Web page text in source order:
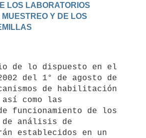
LOS LABORATORIOS
Y DE LOS
del 1° de agosto de
de habilitación
como las
funcionamiento de los
análisis de
establecidos en un